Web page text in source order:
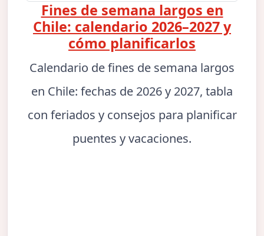
Fines de semana largos en
Chile: calendario 2026–2027 y
cómo planificarlos
Calendario de fines de semana largos
en Chile: fechas de 2026 y 2027, tabla
con feriados y consejos para planificar
puentes y vacaciones.